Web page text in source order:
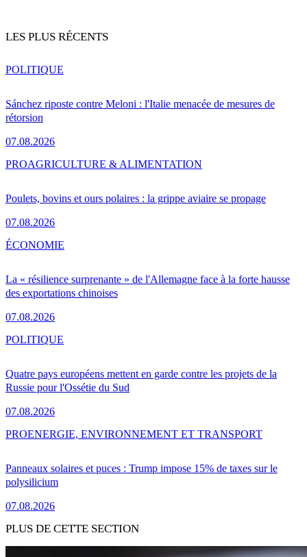
LES PLUS RÉCENTS
Sánchez riposte contre Meloni : l'Italie menacée de mesures de
rétorsion
07.08.2026
POLITIQUE
Poulets, bovins et ours polaires : la grippe aviaire se propage
07.08.2026
PROAGRICULTURE & ALIMENTATION
La « résilience surprenante » de l'Allemagne face à la forte hausse
des exportations chinoises
07.08.2026
ÉCONOMIE
Quatre pays européens mettent en garde contre les projets de la
Russie pour l'Ossétie du Sud
07.08.2026
POLITIQUE
Panneaux solaires et puces : Trump impose 15% de taxes sur le
polysilicium
07.08.2026
PROENERGIE, ENVIRONNEMENT ET TRANSPORT
PLUS DE CETTE SECTION